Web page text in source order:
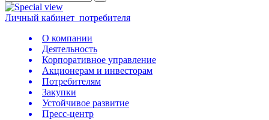
Личный кабинет потребителя
О компании
Деятельность
Корпоративное управление
Акционерам и инвесторам
Потребителям
Закупки
Устойчивое развитие
Пресс-центр